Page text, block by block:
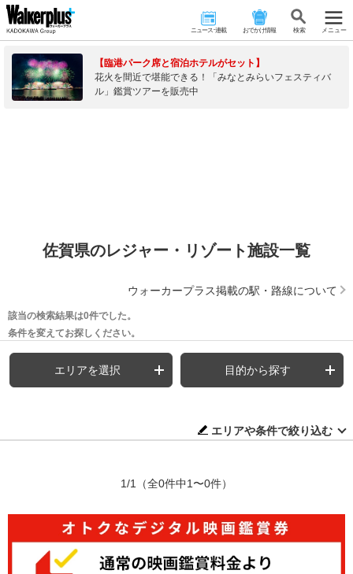
ニュース･連載 おでかけ情報 検 索 メニュー
【臨港パーク席と宿泊ホテルがセット】
花火を間近で堪能できる！「みなとみらいフェスティバ
ル」鑑賞ツアーを販売中
佐賀県のレジャー・リゾート施設一覧
ウォーカープラス掲載の駅・路線について
該当の検索結果は0件でした。
条件を変えてお探しください。
エリアを選択 目的から探す
エリアや条件で絞り込む
1/1 （全0件中1〜0件）